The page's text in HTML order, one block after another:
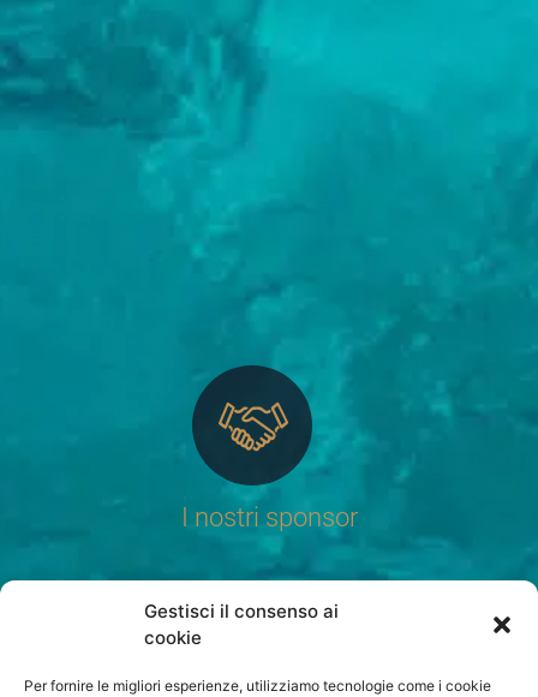
Gestisci il consenso ai
cookie
Per fornire le migliori esperienze, utilizziamo tecnologie come i cookie
I nostri sponsor